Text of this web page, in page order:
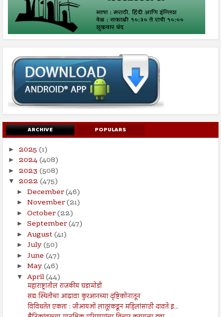
ARCHIVE POPULARS
► 2025 (1)
► 2024(408)
► 2023 (508)
▼ 2022 (475)
► December(46)
► November(21)
► October(22)
► September(47)
► August(41)
► July(50)
► June (47)
► May(46)
▼ April(44)
महाराष्ट्रातील राजकीय घडामोडी
सद्यःस्थितीचा आढावा कुरआनच्या दृष्टिकोनातून
विविधतेत एकता : जीआयओ लातूरकडून महिलांसाठी दावते इ...